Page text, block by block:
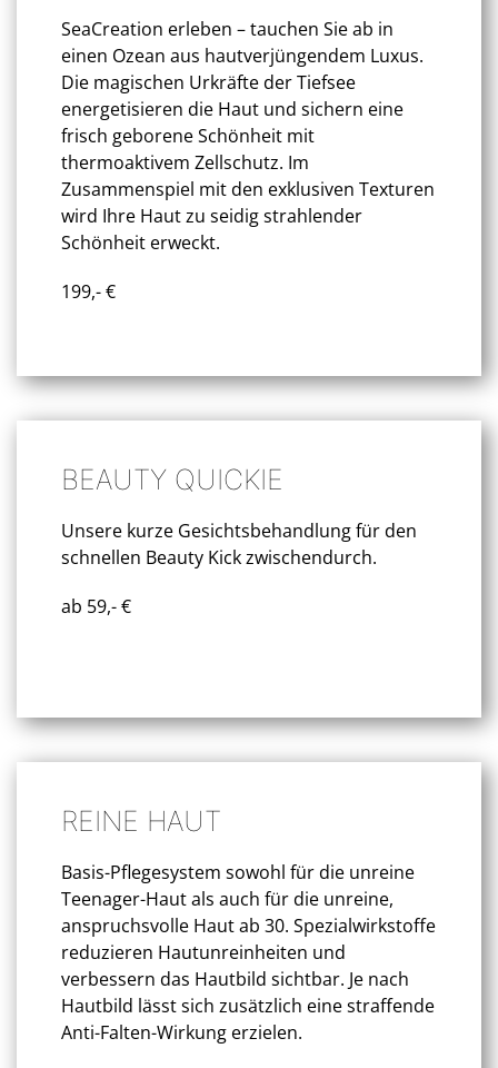
SeaCreation erleben – tauchen Sie ab in
einen Ozean aus hautverjüngendem Luxus.
Die magischen Urkräfte der Tiefsee
energetisieren die Haut und sichern eine
frisch geborene Schönheit mit
thermoaktivem Zellschutz. Im
Zusammenspiel mit den exklusiven Texturen
wird Ihre Haut zu seidig strahlender
Schönheit erweckt.
199,- €
BEAUTY QUICKIE
Unsere kurze Gesichtsbehandlung für den
schnellen Beauty Kick zwischendurch.
ab 59,- €
REINE HAUT
Basis-Pflegesystem sowohl für die unreine
Teenager-Haut als auch für die unreine,
anspruchsvolle Haut ab 30. Spezialwirkstoffe
reduzieren Hautunreinheiten und
verbessern das Hautbild sichtbar. Je nach
Hautbild lässt sich zusätzlich eine straffende
Anti-Falten-Wirkung erzielen.